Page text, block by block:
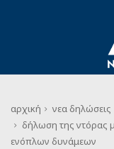
αρχική νεα δηλώσεις
δήλωση της ντόρας
ενόπλων δυνάμεων